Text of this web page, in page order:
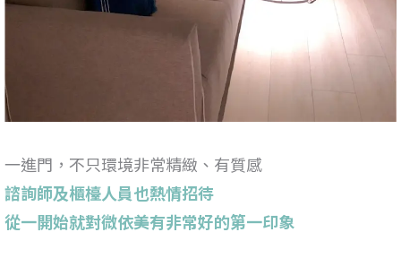
一進門，不只環境非常精緻、有質感
諮詢師及櫃檯人員也熱情招待
從一開始就對微依美有非常好的第一印象